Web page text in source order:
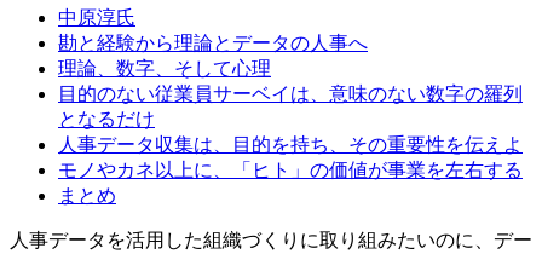
中原淳氏
勘と経験から理論とデータの人事へ
理論、数字、そして心理
目的のない従業員サーベイは、意味のない数字の羅列
となるだけ
人事データ収集は、目的を持ち、その重要性を伝えよ
モノやカネ以上に、「ヒト」の価値が事業を左右する
まとめ
人事データを活用した組織づくりに取り組みたいのに、デー